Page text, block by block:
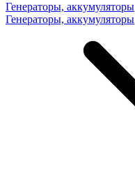
Генераторы, аккумуляторы
Генераторы, аккумуляторы